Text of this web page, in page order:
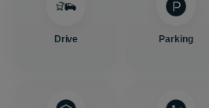
Drive Parking